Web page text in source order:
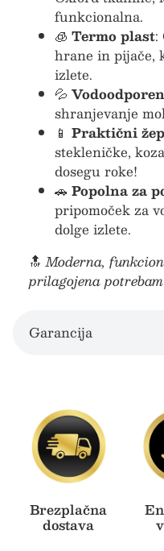
funkcionalna.
🧊 Termo plast:
hrane in pijače,
izlete.
💦
shranjevanje
📱 Praktični
stekleničke,
dosegu roke!
🚗 Popolna za
pripomoček za
dolge izlete.
🔝Moderna,
prilagojena
Garancija
Brezplačna
dostava